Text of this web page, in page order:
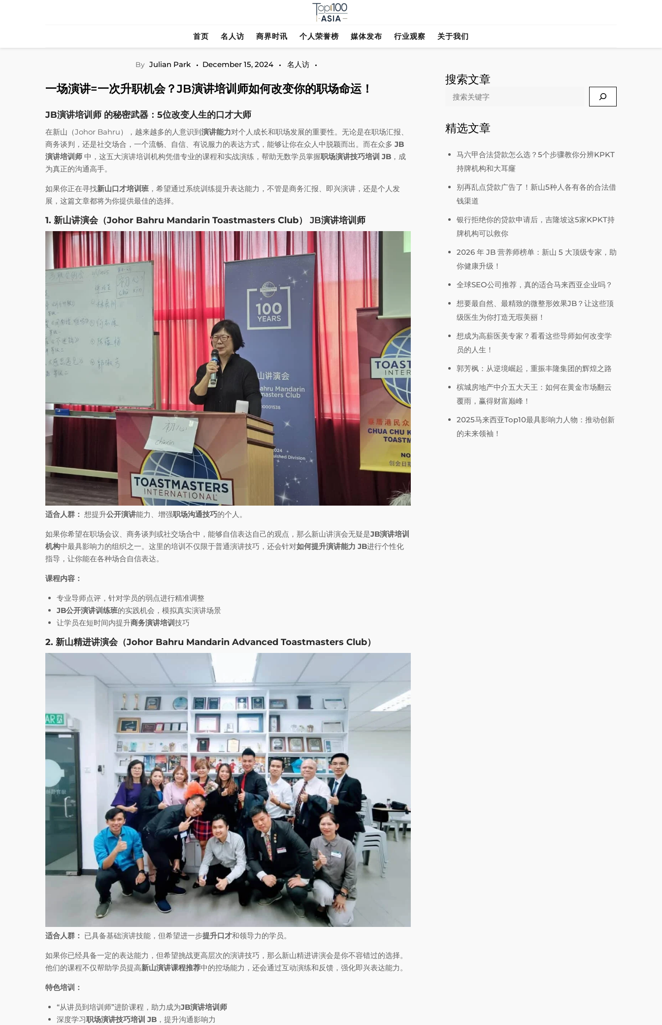
首页 名人访 商界时讯 个人荣誉榜 媒体发布 行业观察 关于我们
By Julian Park December 15, 2024 名人访
一场演讲=一次升职机会？JB演讲培训师如何改变你的职场命运！
JB演讲培训师 的秘密武器：5位改变人生的口才大师
在新山（Johor Bahru），越来越多的人意识到演讲能力对个人成长和职场发展的重要性。无论是在职场汇报、
商务谈判，还是社交场合，一个流畅、自信、有说服力的表达方式，能够让你在众人中脱颖而出。而在众多 JB
演讲培训师 中，这五大演讲培训机构凭借专业的课程和实战演练，帮助无数学员掌握职场演讲技巧培训 JB ，成
为真正的沟通高手。
如果你正在寻找新山口才培训班 ，希望通过系统训练提升表达能力，不管是商务汇报、即兴演讲，还是个人发
展，这篇文章都将为你提供最佳的选择。
1. 新山讲演会（Johor Bahru Mandarin Toastmasters Club） JB演讲培训师
适合人群： 想提升公开演讲能力、增强职场沟通技巧的个人。
如果你希望在职场会议、商务谈判或社交场合中，能够自信表达自己的观点，那么新山讲演会无疑是JB演讲培训
机构中最具影响力的组织之一。这里的培训不仅限于普通演讲技巧，还会针对如何提升演讲能力 JB进行个性化
指导，让你能在各种场合自信表达。
课程内容：
专业导师点评，针对学员的弱点进行精准调整
JB公开演讲训练班的实践机会，模拟真实演讲场景
让学员在短时间内提升商务演讲培训 技巧
2. 新山精进讲演会（Johor Bahru Mandarin Advanced Toastmasters Club）
适合人群： 已具备基础演讲技能，但希望进一步提升口才和领导力的学员。
如果你已经具备一定的表达能力，但希望挑战更高层次的演讲技巧，那么新山精进讲演会是你不容错过的选择。
他们的课程不仅帮助学员提高新山演讲课程推荐中的控场能力，还会通过互动演练和反馈，强化即兴表达能力。
特色培训：
“从讲员到培训师”进阶课程，助力成为JB演讲培训师
深度学习职场演讲技巧培训 JB，提升沟通影响力
搜索文章
Search
精选文章
马六甲合法贷款怎么选？5个步骤教你分辨KPKT
持牌机构和大耳窿
别再乱点贷款广告了！新山5种人各有各的合法借
钱渠道
银行拒绝你的贷款申请后，吉隆坡这5家KPKT持
牌机构可以救你
2026 年 JB 营养师榜单：新山 5 大顶级专家，助
你健康升级！
全球SEO公司推荐，真的适合马来西亚企业吗？
想要最自然、最精致的微整形效果JB？让这些顶
级医生为你打造无瑕美丽！
想成为高薪医美专家？看看这些导师如何改变学
员的人生！
郭芳枫：从逆境崛起，重振丰隆集团的辉煌之路
槟城房地产中介五大天王：如何在黄金市场翻云
覆雨，赢得财富巅峰！
2025马来西亚Top10最具影响力人物：推动创新
的未来领袖！